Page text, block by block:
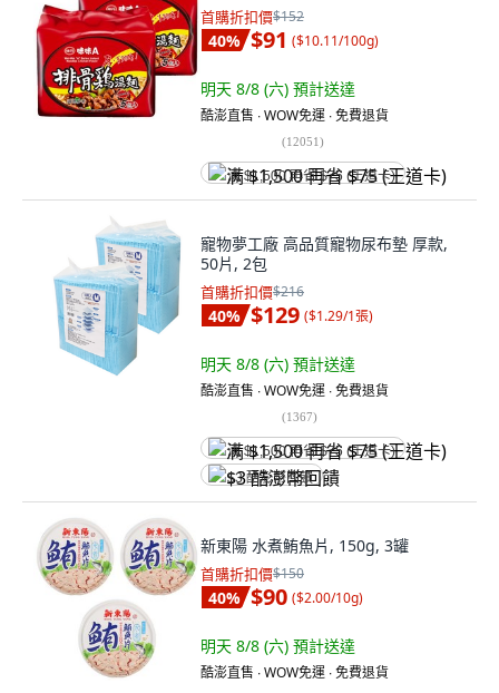
首購折扣價$152
40% $91 ($10.11/100g)
明天 8/8 (六) 預計送達
酷澎直售 ∙ WOW免運 ∙ 免費退貨
(12051)
满 $1,500 再省 $75 (王道卡)
寵物夢工廠 高品質寵物尿布墊 厚款,
50片, 2包
首購折扣價$216
40% $129 ($1.29/1張)
明天 8/8 (六) 預計送達
酷澎直售 ∙ WOW免運 ∙ 免費退貨
(1367)
满 $1,500 再省 $75 (王道卡)
$3 酷澎幣回饋
新東陽 水煮鮪魚片, 150g, 3罐
首購折扣價$150
40% $90 ($2.00/10g)
明天 8/8 (六) 預計送達
酷澎直售 ∙ WOW免運 ∙ 免費退貨